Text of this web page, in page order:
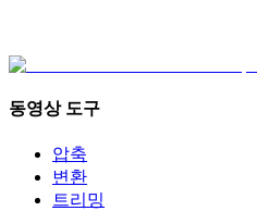
동영상 도구
압축
변환
트리밍